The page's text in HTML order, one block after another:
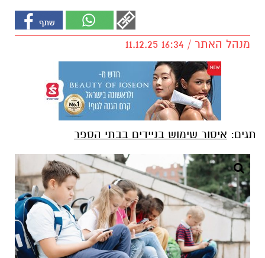
מנהל האתר / 16:34 11.12.25
תגים: איסור שימוש בניידים בבתי הספר